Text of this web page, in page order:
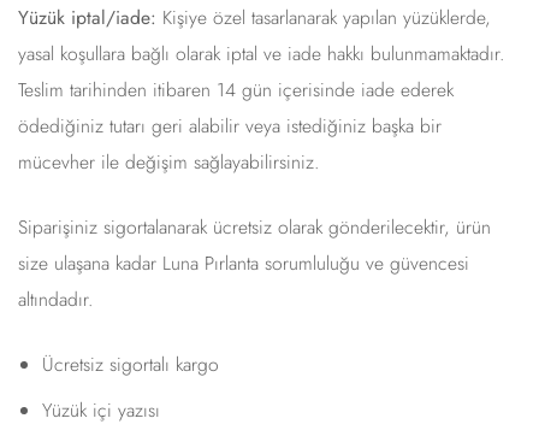
Yüzük iptal/iade: Kişiye özel tasarlanarak yapılan yüzüklerde,
yasal koşullara bağlı olarak iptal ve iade hakkı bulunmamaktadır.
Teslim tarihinden itibaren 14 gün içerisinde iade ederek
ödediğiniz tutarı geri alabilir veya istediğiniz başka bir
mücevher ile değişim sağlayabilirsiniz.
Siparişiniz sigortalanarak ücretsiz olarak gönderilecektir, ürün
size ulaşana kadar Luna Pırlanta sorumluluğu ve güvencesi
altındadır.
Ücretsiz sigortalı kargo
Yüzük içi yazısı